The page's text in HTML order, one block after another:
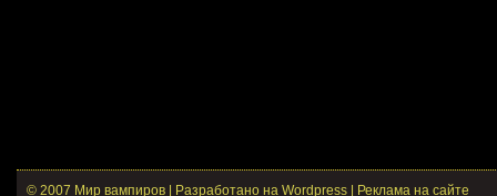
© 2007 Мир вампиров | Разработано на Wordpress | Реклама на сайте